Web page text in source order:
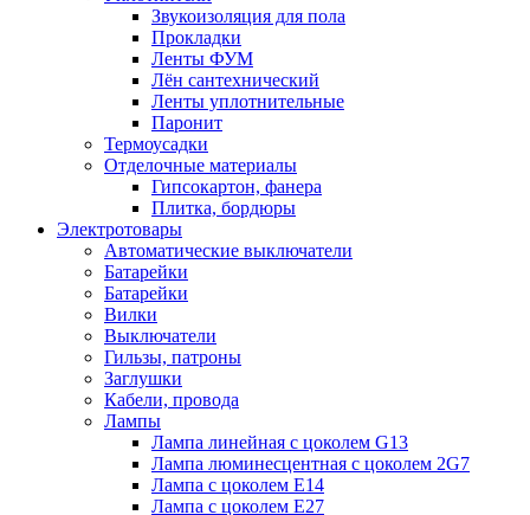
Звукоизоляция для пола
Прокладки
Ленты ФУМ
Лён сантехнический
Ленты уплотнительные
Паронит
Термоусадки
Отделочные материалы
Гипсокартон, фанера
Плитка, бордюры
Электротовары
Автоматические выключатели
Батарейки
Батарейки
Вилки
Выключатели
Гильзы, патроны
Заглушки
Кабели, провода
Лампы
Лампа линейная с цоколем G13
Лампа люминесцентная с цоколем 2G7
Лампа с цоколем E14
Лампа с цоколем E27